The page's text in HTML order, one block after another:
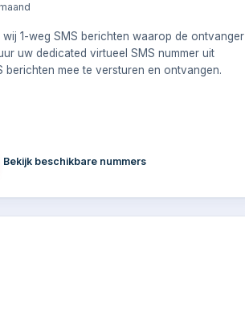
1-weg SMS berichten waarop de ontvanger
uw dedicated virtueel SMS nummer uit
berichten mee te versturen en ontvangen.
Bekijk beschikbare nummers